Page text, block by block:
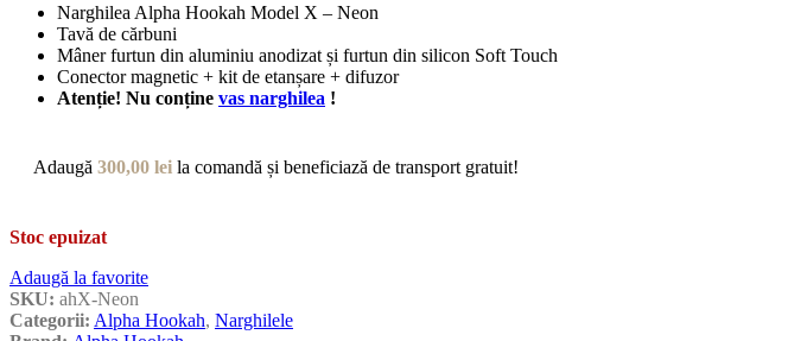
Narghilea Alpha Hookah Model X – Neon
Tavă de cărbuni
Mâner furtun din aluminiu anodizat și furtun din silicon Soft Touch
Conector magnetic + kit de etanșare + difuzor
Atenție! Nu conține vas narghilea !
Adaugă 300,00 lei la comandă și beneficiază de transport gratuit!
Stoc epuizat
Adaugă la favorite
SKU: ahX-Neon
Categorii: Alpha Hookah, Narghilele